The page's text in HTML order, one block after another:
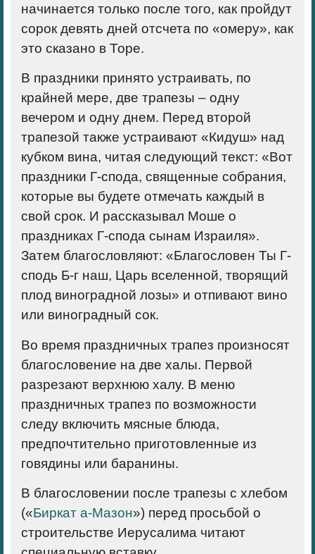
начинается только после того, как пройдут
сорок девять дней отсчета по «омеру», как
это сказано в Торе.
В праздники принято устраивать, по
крайней мере, две трапезы – одну
вечером и одну днем. Перед второй
трапезой также устраивают «Кидуш» над
кубком вина, читая следующий текст: «Вот
праздники Г-спода, священные собрания,
которые вы будете отмечать каждый в
свой срок. И рассказывал Моше о
праздниках Г-спода сынам Израиля».
Затем благословляют: «Благословен Ты Г-
сподь Б-г наш, Царь вселенной, творящий
плод виноградной лозы» и отпивают вино
или виноградный сок.
Во время праздничных трапез произносят
благословение на две халы. Первой
разрезают верхнюю халу. В меню
праздничных трапез по возможности
следу включить мясные блюда,
предпочтительно приготовленные из
говядины или баранины.
В благословении после трапезы с хлебом
(«Биркат а-Мазон») перед просьбой о
строительстве Иерусалима читают